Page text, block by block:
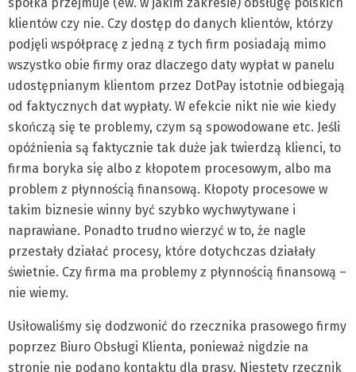
klientów czy nie. Czy dostęp do danych klientów, którzy
podjęli współpracę z jedną z tych firm posiadają mimo
wszystko obie firmy oraz dlaczego daty wypłat w panelu
udostępnianym klientom przez DotPay istotnie odbiegają
od faktycznych dat wypłaty. W efekcie nikt nie wie kiedy
skończą się te problemy, czym są spowodowane etc. Jeśli
opóźnienia są faktycznie tak duże jak twierdzą klienci, to
firma boryka się albo z kłopotem procesowym, albo ma
problem z płynnością finansową. Kłopoty procesowe w
takim biznesie winny być szybko wychwytywane i
naprawiane. Ponadto trudno wierzyć w to, że nagle
przestały działać procesy, które dotychczas działały
świetnie. Czy firma ma problemy z płynnością finansową –
nie wiemy.
Usiłowaliśmy się dodzwonić do rzecznika prasowego firmy
poprzez Biuro Obsługi Klienta, ponieważ nigdzie na
stronie nie podano kontaktu dla prasy. Niestety rzecznik